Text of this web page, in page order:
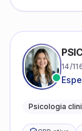
14/
Psicologia